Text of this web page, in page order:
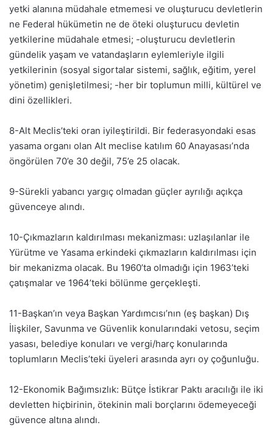
yetki alanına müdahale etmemesi ve oluşturucu devletlerin
ne Federal hükümetin ne de öteki oluşturucu devletin
yetkilerine müdahale etmesi; -oluşturucu devletlerin
gündelik yaşam ve vatandaşların eylemleriyle ilgili
yetkilerinin (sosyal sigortalar sistemi, sağlık, eğitim, yerel
yönetim) genişletilmesi; -her bir toplumun milli, kültürel ve
dini özellikleri.
8-Alt Meclis’teki oran iyileştirildi. Bir federasyondaki esas
yasama organı olan Alt meclise katılım 60 Anayasası’nda
öngörülen 70’e 30 değil, 75’e 25 olacak.
9-Sürekli yabancı yargıç olmadan güçler ayrılığı açıkça
güvenceye alındı.
10-Çıkmazların kaldırılması mekanizması: uzlaşılanlar ile
Yürütme ve Yasama erkindeki çıkmazların kaldırılması için
bir mekanizma olacak. Bu 1960’ta olmadığı için 1963’teki
çatışmalar ve 1964’teki bölünme gerçekleşti.
11-Başkan’ın veya Başkan Yardımcısı’nın (eş başkan) Dış
İlişkiler, Savunma ve Güvenlik konularındaki vetosu, seçim
yasası, belediye konuları ve vergi/harç konularında
toplumların Meclis’teki üyeleri arasında ayrı oy çoğunluğu.
12-Ekonomik Bağımsızlık: Bütçe İstikrar Paktı aracılığı ile iki
devletten hiçbirinin, ötekinin mali borçlarını ödemeyeceği
güvence altına alındı.